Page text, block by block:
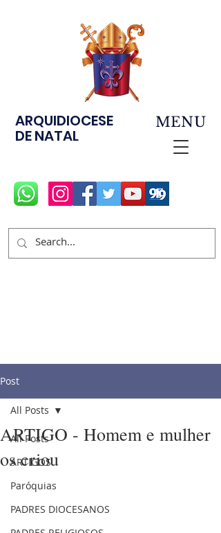
ARQUIDIOCESE
DE NATAL
MENU
Post
All Posts
ARTIGOS
Paróquias
PADRES DIOCESANOS
All Posts
ARTIGO - Homem e mulher
os criou